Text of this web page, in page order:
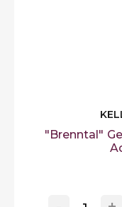
"Brenntal"